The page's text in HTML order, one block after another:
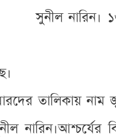
সুনীল নারিন।
তালিকায়
নারিন।আশ্চর্যের